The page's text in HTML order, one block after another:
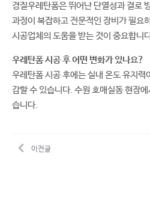
경질우레탄폼은 뛰어난 단열성과 결로
과정이 복잡하고 전문적인 장비가 필요
시공업체의 도움을 받는 것이 중요합니
우레탄폼 시공 후 어떤 변화가 있나요?
우레탄폼 시공 후에는 실내 온도 유지
감할 수 있습니다. 수원 호매실동 현장
습니다.
이전글